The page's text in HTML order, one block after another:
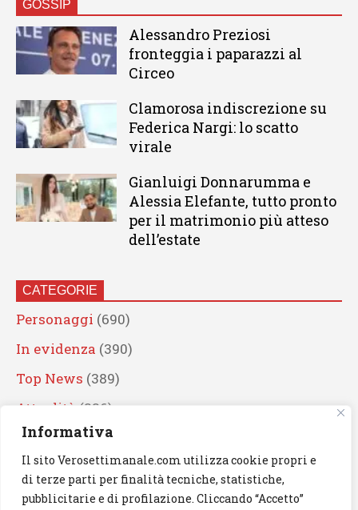
Informativa
Il sito Verosettimanale.com utilizza cookie propri e
di terze parti per finalità tecniche, statistiche,
pubblicitarie e di profilazione. Cliccando “Accetto”
GOSSIP
Alessandro Preziosi
fronteggia i paparazzi al
Circeo
Clamorosa indiscrezione su
Federica Nargi: lo scatto
virale
Gianluigi Donnarumma e
Alessia Elefante, tutto pronto
per il matrimonio più atteso
dell’estate
CATEGORIE
Personaggi (690)
In evidenza (390)
Top News (389)
Attualità (336)
Eventi(330)
Artisti (241)
News(239)